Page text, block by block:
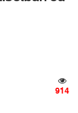
914